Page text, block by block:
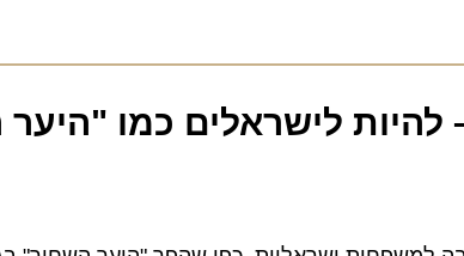
לישראלים כמו "היער